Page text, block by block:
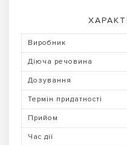
Виробник
Діюча речовина
Дозування
Термін придатності
Прийом
Час дії